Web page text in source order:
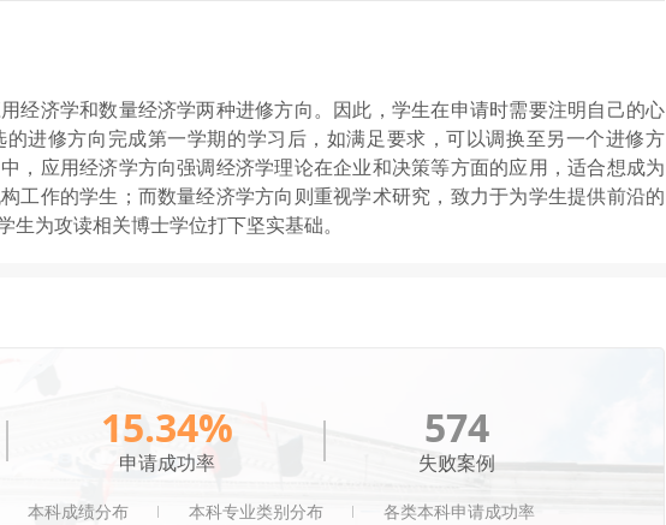
经济学和数量经济学两种进修方向。因此，学生在申请时需要注明自己的心
进修方向完成第一学期的学习后，如满足要求，可以调换至另一个进修方
，应用经济学方向强调经济学理论在企业和决策等方面的应用，适合想成为
工作的学生；而数量经济学方向则重视学术研究，致力于为学生提供前沿的
为攻读相关博士学位打下坚实基础。
15.34%
申请成功率
574
失败案例
本科成绩分布 本科专业类别分布 各类本科申请成功率